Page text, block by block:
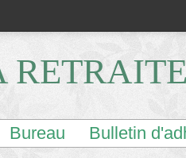
Bureau Bulletin